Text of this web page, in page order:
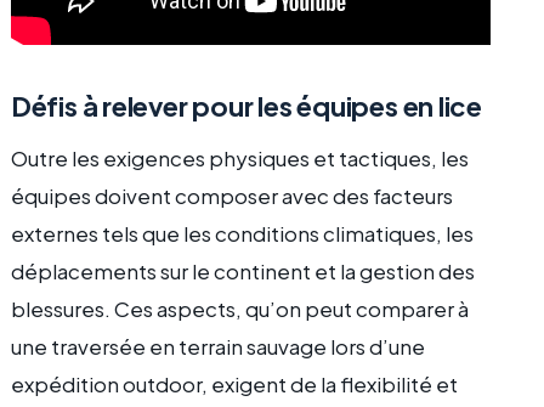
Défis à relever pour les équipes en lice
Outre les exigences physiques et tactiques, les
équipes doivent composer avec des facteurs
externes tels que les conditions climatiques, les
déplacements sur le continent et la gestion des
blessures. Ces aspects, qu’on peut comparer à
une traversée en terrain sauvage lors d’une
expédition outdoor, exigent de la flexibilité et